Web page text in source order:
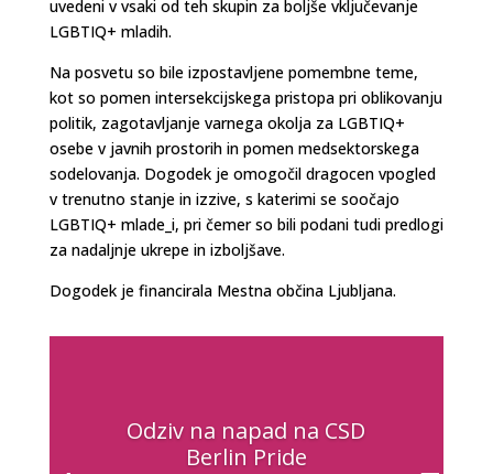
uvedeni v vsaki od teh skupin za boljše vključevanje
LGBTIQ+ mladih.
Na posvetu so bile izpostavljene pomembne teme,
kot so pomen intersekcijskega pristopa pri oblikovanju
politik, zagotavljanje varnega okolja za LGBTIQ+
osebe v javnih prostorih in pomen medsektorskega
sodelovanja. Dogodek je omogočil dragocen vpogled
v trenutno stanje in izzive, s katerimi se soočajo
LGBTIQ+ mlade_i, pri čemer so bili podani tudi predlogi
za nadaljnje ukrepe in izboljšave.
Dogodek je financirala Mestna občina Ljubljana.
Odziv na napad na CSD
Berlin Pride